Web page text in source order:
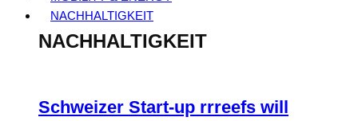
NACHHALTIGKEIT
NACHHALTIGKEIT
Schweizer Start-up rrreefs will